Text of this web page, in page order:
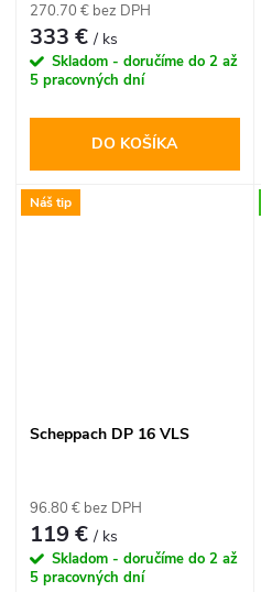
270.70 € bez DPH
333 €/ ks
Skladom - doručíme do 2 až
5 pracovných dní
DO KOŠÍKA
Náš tip
Scheppach DP 16 VLS
96.80 € bez DPH
119 €/ ks
Skladom - doručíme do 2 až
5 pracovných dní